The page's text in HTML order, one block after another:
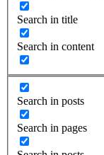
Search in title
Search in content
Search in posts
Search in pages